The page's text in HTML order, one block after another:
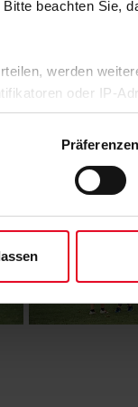
beachten Sie,
werden
oder IP-
der Speicherung
die unten jeweils
auswählen,
Präferenzen
nach dem Vorbild
nach ihrer
und Sport in
dazustoßen, mit
bestehen. Weitere
sbfv.de.